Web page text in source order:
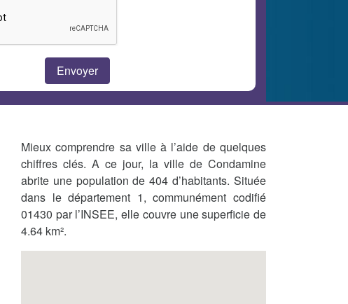
Mieux comprendre sa ville à l’aide de quelques
chiffres clés. A ce jour, la ville de Condamine
abrite une population de 404 d’habitants. Située
dans le département 1, communément codifié
01430 par l’INSEE, elle couvre une superficie de
4.64 km².